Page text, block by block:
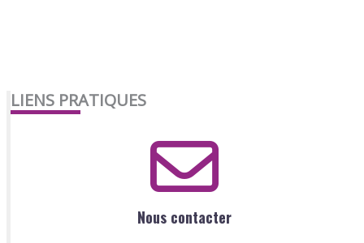
LIENS PRATIQUES
Nous contacter